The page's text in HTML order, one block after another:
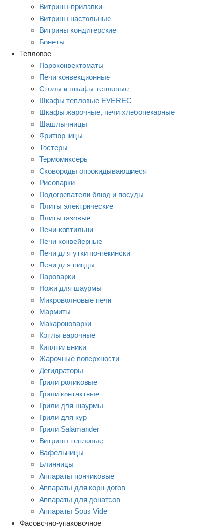
Витрины-прилавки
Витрины настольные
Витрины кондитерские
Бонеты
Тепловое
Пароконвектоматы
Печи конвекционные
Столы и шкафы тепловые
Шкафы тепловые EVEREO
Шкафы жарочные, печи хлебопекарные
Шашлычницы
Фритюрницы
Тостеры
Термомиксеры
Сковороды опрокидывающиеся
Рисоварки
Подогреватели блюд и посуды
Плиты электрические
Плиты газовые
Печи-коптильни
Печи конвейерные
Печи для утки по-пекински
Печи для пиццы
Пароварки
Ножи для шаурмы
Микроволновые печи
Мармиты
Макароноварки
Котлы варочные
Кипятильники
Жарочные поверхности
Дегидраторы
Грили роликовые
Грили контактные
Грили для шаурмы
Грили для кур
Грили Salamander
Витрины тепловые
Вафельницы
Блинницы
Аппараты пончиковые
Аппараты для корн-догов
Аппараты для донатсов
Аппараты Sous Vide
Фасовочно-упаковочное